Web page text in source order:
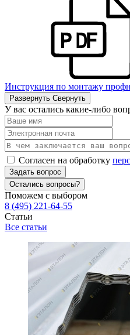
Инструкция по монтажу
Развернуть Свернуть
У вас остались какие-либо
Согласен на обработку
Задать вопрос
Остались вопросы?
Поможем с выбором
8 (495) 221-64-55
Статьи
Все статьи